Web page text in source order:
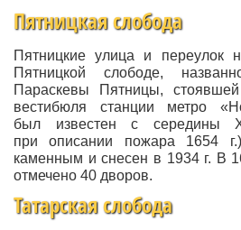
Пятницкая слобода
Пятницкие улица и переулок
Пятницкой слободе,
Параскевы Пятницы,
вестибюля станции метро
был известен с середины
при описании пожара 1654
каменным и снесен в 1934 г. В
отмечено 40 дворов.
Татарская слобода